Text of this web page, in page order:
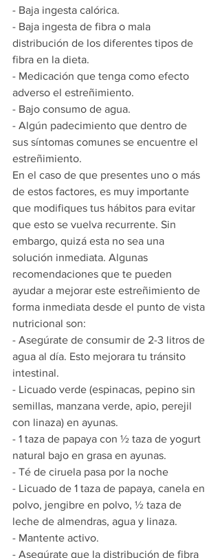
- Baja ingesta calórica.
- Baja ingesta de fibra o mala
distribución de los diferentes tipos de
fibra en la dieta.
- Medicación que tenga como efecto
adverso el estreñimiento.
- Bajo consumo de agua.
- Algún padecimiento que dentro de
sus síntomas comunes se encuentre el
estreñimiento.
En el caso de que presentes uno o más
de estos factores, es muy importante
que modifiques tus hábitos para evitar
que esto se vuelva recurrente. Sin
embargo, quizá esta no sea una
solución inmediata. Algunas
recomendaciones que te pueden
ayudar a mejorar este estreñimiento de
forma inmediata desde el punto de vista
nutricional son:
- Asegúrate de consumir de 2-3 litros de
agua al día. Esto mejorara tu tránsito
intestinal.
- Licuado verde (espinacas, pepino sin
semillas, manzana verde, apio, perejil
con linaza) en ayunas.
- 1 taza de papaya con ½ taza de yogurt
natural bajo en grasa en ayunas.
- Té de ciruela pasa por la noche
- Licuado de 1 taza de papaya, canela en
polvo, jengibre en polvo, ½ taza de
leche de almendras, agua y linaza.
- Mantente activo.
- Asegúrate que la distribución de fibra